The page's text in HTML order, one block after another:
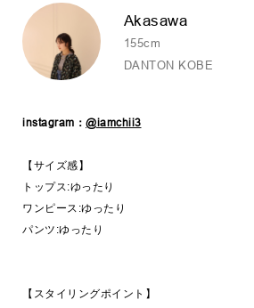
Akasawa
155cm
DANTON KOBE
instagram： @iamchii3
【サイズ感】
トップス:ゆったり
ワンピース:ゆったり
パンツ:ゆったり
【スタイリングポイント】